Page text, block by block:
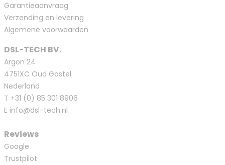
Garantieaanvraag
Verzending en levering
Algemene voorwaarden
DSL-TECH BV.
Argon 24
4751XC Oud Gastel
Nederland
T +31 (0) 85 301 8906
E info@dsl-tech.nl
Reviews
Google
Trustpilot